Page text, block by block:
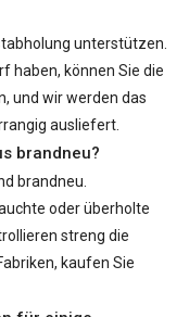
unterstützen.
haben, können Sie die
und wir werden das
ausliefert.
brandneu?
brandneu.
oder überholte
streng die
kaufen Sie